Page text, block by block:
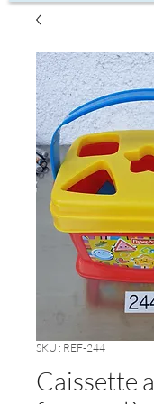
SKU : REF-244
Caissette